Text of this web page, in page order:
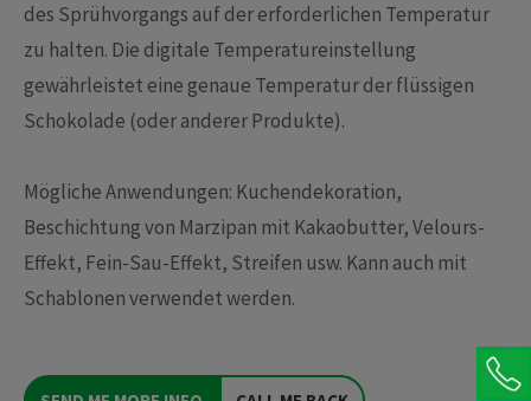
des Sprühvorgangs auf der erforderlichen Temperatur
zu halten. Die digitale Temperatureinstellung
gewährleistet eine genaue Temperatur der flüssigen
Schokolade (oder anderer Produkte).
Mögliche Anwendungen: Kuchendekoration,
Beschichtung von Marzipan mit Kakaobutter, Velours-
Effekt, Fein-Sau-Effekt, Streifen usw. Kann auch mit
Schablonen verwendet werden.